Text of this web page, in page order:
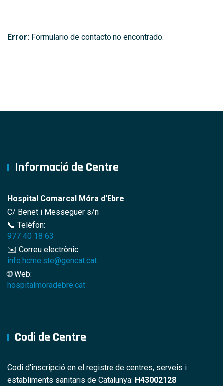
Error: Formulario de contacto no encontrado.
Informació de Centre
Hospital Comarcal Móra d'Ebre
C/ Benet i Messeguer s/n
📞 Telèfon:
977 40 18 63
✉️ Correu electrònic:
info.hcme.ste@gencat.cat
🌐 Web:
hospitalmoradebre.cat
Codi de Centre
Codi d'inscripció en el registre de centres, serveis i
establiments sanitaris de Catalunya: H43002128